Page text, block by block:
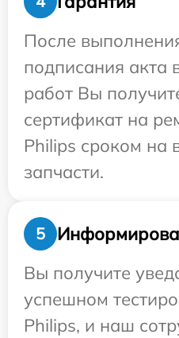
После
подписания акта
работ Вы
сертификат на
Philips сроком на
запчасти.
5
Вы получите
успешном
Philips, и наш